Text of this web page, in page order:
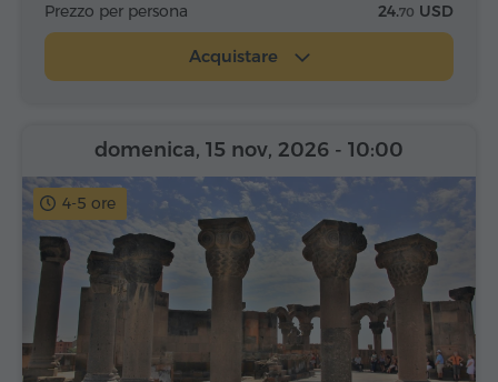
Prezzo per persona 24.70 USD
Acquistare
4-5 ore
domenica, 15 nov, 2026 - 10:00